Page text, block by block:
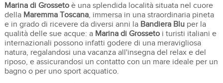
Marina di Grossetoè una splendida località situata nel cuore
della Maremma Toscana, immersa in una straordinaria pineta
e in grado di ricevere da diversi anni la Bandiera Bluper la
qualità delle sue acque: a Marina di Grossetoi turisti italiani e
internazionali possono infatti godere di una meravigliosa
natura, regalandosi una vacanza all'insegna del relax e del
riposo, e assicurandosi un contatto con un mare ideale per un
bagno o per uno sport acquatico.